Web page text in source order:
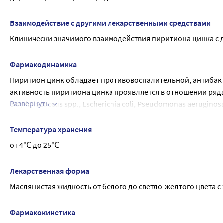
Меры предосторожности при применении:
Следует избегать попадания его в глаза, так как он может
следует немедленно промыть проточной водой, а в случае
Препарат не влияет на способность управлять
требующими повышенной концентрации внимания и
Взаимодействие с другими лекарственными средствами
Клинически значимого взаимодействия пиритиона цинка
Фармакодинамика
Пиритион цинк обладает противовоспалительной,
активность пиритиона цинка проявляется в отношении
Staphylococcus spp., Escherichia coli, Pseudomonas
бактерий. Противогрибковая активность особенно
вызывающих воспаление и избыточное шелушение при
Механизм противовоспалительного действия не изучен.
Развернуть
Температура хранения
от 4℃ до 25℃
Лекарственная форма
Маслянистая жидкость от белого до светло-желтого цвета
Фармакокинетика